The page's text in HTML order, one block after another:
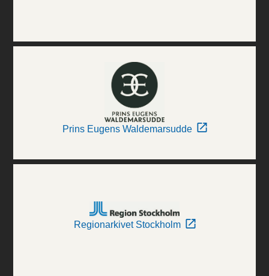
Prins Eugens Waldemarsudde
Regionarkivet Stockholm